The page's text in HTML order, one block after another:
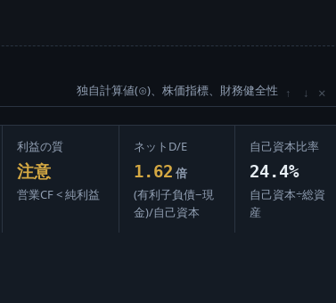
独自計算値(⊙)、株価指標、財務健全性 ↑ ↓ ×
利益の質
注意
営業CF < 純利益
ネットD/E
1.62 倍
(有利子負債−現
金)/自己資本
自己資本比率
24.4%
自己資本÷総資
産